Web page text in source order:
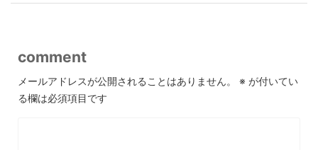
comment
メールアドレスが公開されることはありません。 ※ が付いてい
る欄は必須項目です